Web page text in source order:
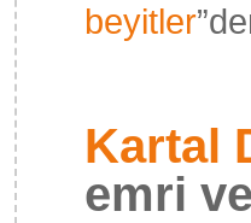
beyitler
Kartal
emri